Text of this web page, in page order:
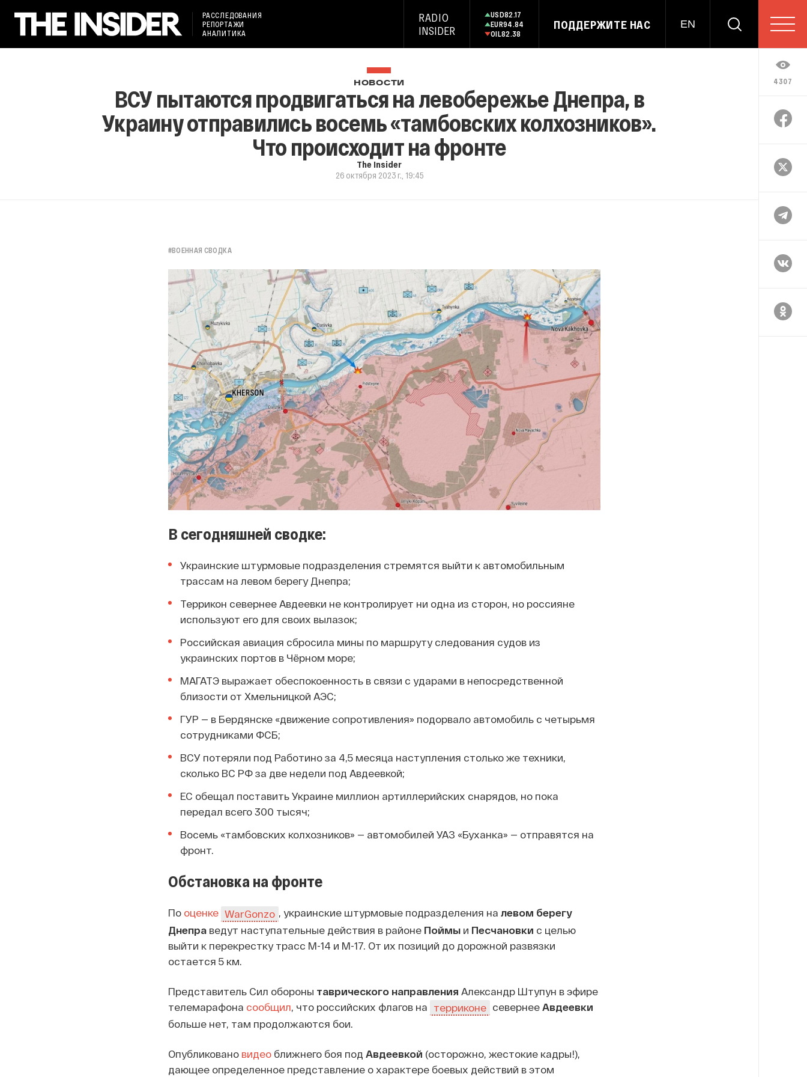
РАССЛЕДОВАНИЯ
РЕПОРТАЖИ
АНАЛИТИКА
RADIO
INSIDER
USD82.17
EUR94.84
OIL82.38
ПОДДЕРЖИТЕ НАС EN
4307
НОВОСТИ
ВСУ пытаются продвигаться на левобережье Днепра, в
Украину отправились восемь «тамбовских колхозников».
Что происходит на фронте
The Insider
26 октября 2023 г., 19:45
#ВОЕННАЯ СВОДКА
В сегодняшней сводке:
Украинские штурмовые подразделения стремятся выйти к автомобильным
трассам на левом берегу Днепра;
Террикон севернее Авдеевки не контролирует ни одна из сторон, но россияне
используют его для своих вылазок;
Российская авиация сбросила мины по маршруту следования судов из
украинских портов в Чёрном море;
МАГАТЭ выражает обеспокоенность в связи с ударами в непосредственной
близости от Хмельницкой АЭС;
ГУР — в Бердянске «движение сопротивления» подорвало автомобиль с четырьмя
сотрудниками ФСБ;
ВСУ потеряли под Работино за 4,5 месяца наступления столько же техники,
сколько ВС РФ за две недели под Авдеевкой;
ЕС обещал поставить Украине миллион артиллерийских снарядов, но пока
передал всего 300 тысяч;
Восемь «тамбовских колхозников» — автомобилей УАЗ «Буханка» — отправятся на
фронт.
Обстановка на фронте
По оценке WarGonzo , украинские штурмовые подразделения на левом берегу
Днеправедут наступательные действия в районе Поймыи Песчановки с целью
выйти к перекрестку трасс М-14 и М-17. От их позиций до дорожной развязки
остается 5 км.
Представитель Сил обороны таврического направления Александр Штупун в эфире
телемарафона сообщил , что российских флагов на терриконе севернее Авдеевки
больше нет, там продолжаются бои.
Опубликовано видеоближнего боя под Авдеевкой (осторожно, жестокие кадры!),
дающее определенное представление о характере боевых действий в этом